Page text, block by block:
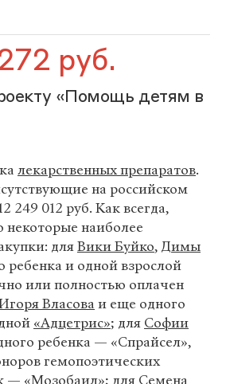
руб.
«Помощь детям в
лекарственных препаратов.
на российском
249 012 руб. Как всегда,
некоторые наиболее
дляВики Буйко, Димы
ребенка и одной взрослой
или полностью оплачен
Власова и еще одного
«Адцетрис»; для Софии
ребенка — «Спрайсел»,
гемопоэтических